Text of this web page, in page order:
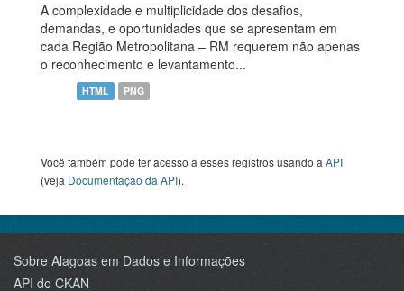
A complexidade e multiplicidade dos desafios,
demandas, e oportunidades que se apresentam em
cada Região Metropolitana – RM requerem não apenas
o reconhecimento e levantamento...
HTML PNG
Você também pode ter acesso a esses registros usando a API
(veja Documentação da API).
Sobre Alagoas em Dados e Informações
API do CKAN